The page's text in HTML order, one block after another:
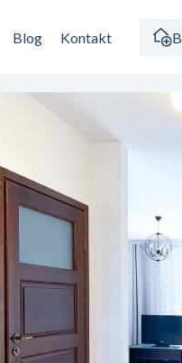
Blog Kontakt